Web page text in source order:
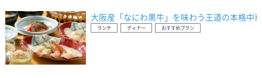
大阪産「なにわ黒牛」を味わう王道の本格中
ランチ ディナー おすすめプラン